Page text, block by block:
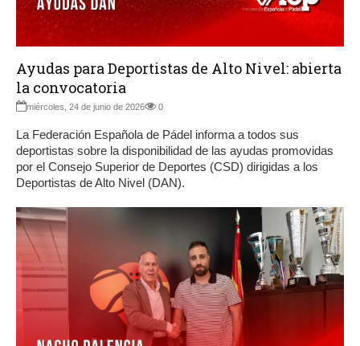
Ayudas para Deportistas de Alto Nivel: abierta
la convocatoria
miércoles, 24 de junio de 2026 0
La Federación Española de Pádel informa a todos sus
deportistas sobre la disponibilidad de las ayudas promovidas
por el Consejo Superior de Deportes (CSD) dirigidas a los
Deportistas de Alto Nivel (DAN).